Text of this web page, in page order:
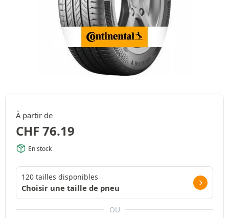
À partir de
CHF 76.19
En stock
120 tailles disponibles
Choisir une taille de pneu
OU